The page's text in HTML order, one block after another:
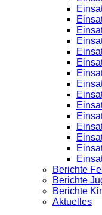
Berichte
Berichte
Berichte
Aktuelles